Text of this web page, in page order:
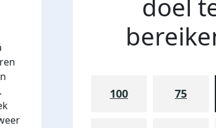
doel
100 75